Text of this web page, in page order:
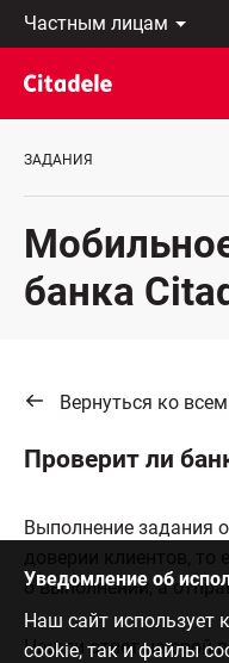
Частным
лицам
Предприятиям
Private
Banking
банке
ru
Latviski
По-
русски
In
ЗАДАНИЯ
банка
Вернуться ко
Проверит ли
Выполнение задания
о выполнении, а
Нашли ответ на свой
Уведомление об
Наш сайт использует
cookie, так и файлы